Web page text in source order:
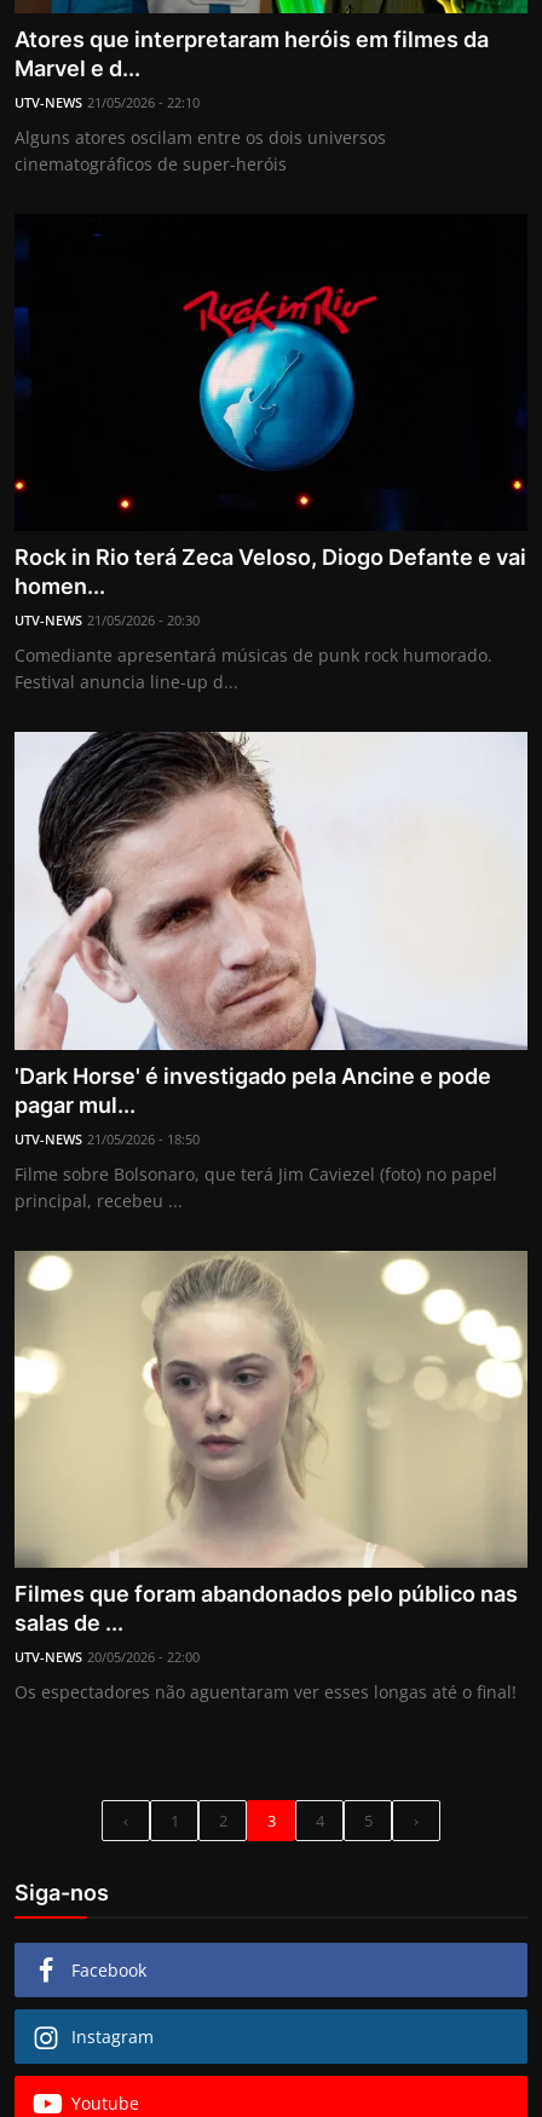
Atores que interpretaram heróis em filmes da
Marvel e d...
UTV-NEWS 21/05/2026 - 22:10
Alguns atores oscilam entre os dois universos
cinematográficos de super-heróis
Rock in Rio terá Zeca Veloso, Diogo Defante e vai
homen...
UTV-NEWS 21/05/2026 - 20:30
Comediante apresentará músicas de punk rock humorado.
Festival anuncia line-up d...
'Dark Horse' é investigado pela Ancine e pode
pagar mul...
UTV-NEWS 21/05/2026 - 18:50
Filme sobre Bolsonaro, que terá Jim Caviezel (foto) no papel
principal, recebeu ...
Filmes que foram abandonados pelo público nas
salas de ...
UTV-NEWS 20/05/2026 - 22:00
Os espectadores não aguentaram ver esses longas até o final!
‹ 1 2 3 4 5 ›
Siga-nos
Facebook
Instagram
Youtube